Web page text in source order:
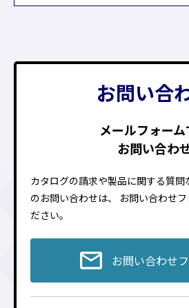
お問い合
メールフォーム
お問い合わ
カタログの請求や製品に関する質問
のお問い合わせは、
お問い合わせ
ださい。
お問い合わせ